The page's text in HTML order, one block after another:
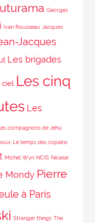
Georges
Ivan Rousseau Jacques
Jacques
Les brigades
ciel Les cinq
Les
compagnons de Jéhu
Le temps des copains
Michel Wyn NCIS Nicaise
Mondy Pierre
à Paris
Stranger things The